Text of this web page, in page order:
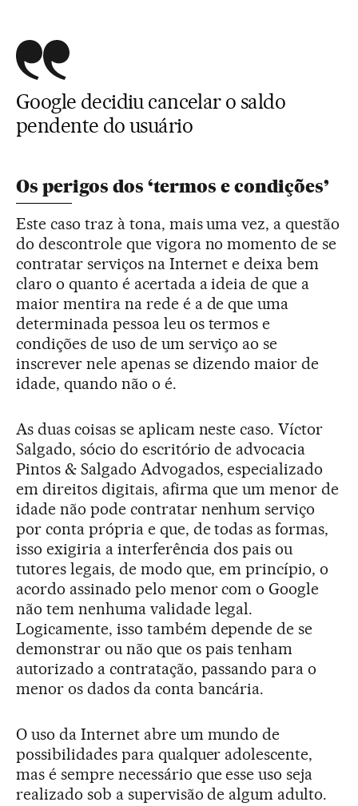
Google decidiu cancelar o saldo
pendente do usuário
Os perigos dos ‘termos e condições’
Este caso traz à tona, mais uma vez, a questão
do descontrole que vigora no momento de se
contratar serviços na Internet e deixa bem
claro o quanto é acertada a ideia de que a
maior mentira na rede é a de que uma
determinada pessoa leu os termos e
condições de uso de um serviço ao se
inscrever nele apenas se dizendo maior de
idade, quando não o é.
As duas coisas se aplicam neste caso. Víctor
Salgado, sócio do escritório de advocacia
Pintos & Salgado Advogados, especializado
em direitos digitais, afirma que um menor de
idade não pode contratar nenhum serviço
por conta própria e que, de todas as formas,
isso exigiria a interferência dos pais ou
tutores legais, de modo que, em princípio, o
acordo assinado pelo menor com o Google
não tem nenhuma validade legal.
Logicamente, isso também depende de se
demonstrar ou não que os pais tenham
autorizado a contratação, passando para o
menor os dados da conta bancária.
O uso da Internet abre um mundo de
possibilidades para qualquer adolescente,
mas é sempre necessário que esse uso seja
realizado sob a supervisão de algum adulto.